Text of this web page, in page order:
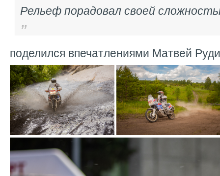
Рельеф порадовал своей
поделился впечатлениями Матвей